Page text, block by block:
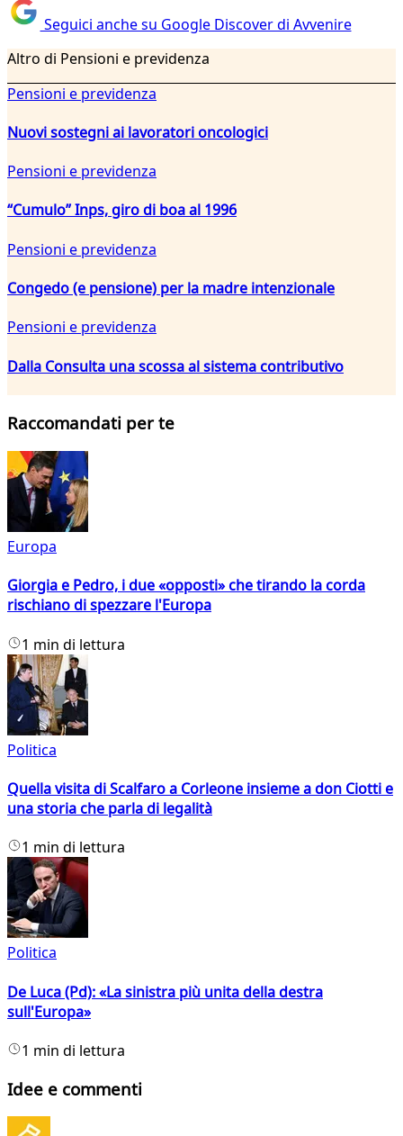
Seguici anche su Google Discover di Avvenire
Altro di Pensioni e previdenza
Pensioni e previdenza
Nuovi sostegni ai lavoratori oncologici
Pensioni e previdenza
“Cumulo” Inps, giro di boa al 1996
Pensioni e previdenza
Congedo (e pensione) per la madre intenzionale
Pensioni e previdenza
Dalla Consulta una scossa al sistema contributivo
Raccomandati per te
Europa
Giorgia e Pedro, i due «opposti» che tirando la corda
rischiano di spezzare l'Europa
1 min di lettura
Politica
Quella visita di Scalfaro a Corleone insieme a don Ciotti e
una storia che parla di legalità
1 min di lettura
Politica
De Luca (Pd): «La sinistra più unita della destra
sull'Europa»
1 min di lettura
Idee e commenti